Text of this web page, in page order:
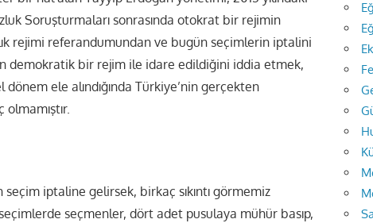
Soruşturmaları sonrasında otokrat bir rejimin
rejimi referandumundan ve bugün seçimlerin iptalini
demokratik bir rejim ile idare edildiğini iddia etmek,
ele alındığında Türkiye’nin gerçekten
iptaline gelirsek, birkaç sıkıntı görmemiz
seçmenler, dört adet pusulaya mühür basıp,